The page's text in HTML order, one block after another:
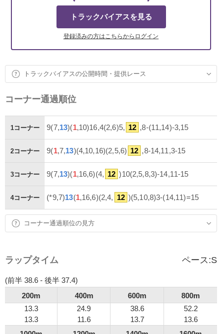
トラックバイアスを見る
登録済みの方はこちらからログイン
トラックバイアスの公開時間・提供レース
コーナー通過順位
1コーナー 9(7,13)(1,10)16,4(2,6)5, 12 ,8-(11,14)-3,15
2コーナー 9(1,7,13)(4,10,16)(2,5,6) 12 ,8-14,11,3-15
3コーナー 9(7,13)(1,16,6)(4, 12 )10(2,5,8,3)-14,11-15
4コーナー (*9,7)13(1,16,6)(2,4, 12 )(5,10,8)3-(14,11)=15
コーナー通過順位の見方
ラップタイム ペース:S
(前半 38.6 - 後半 37.4)
200m
400m 600m
800m
13.3
13.3
24.9
11.6
38.6
13.7
52.2
13.6